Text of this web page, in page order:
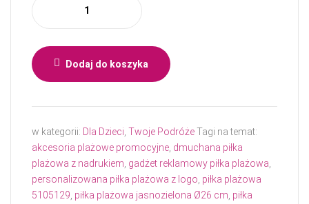
Dodaj do koszyka
w kategorii: Dla Dzieci Twoje PodróżeTagi na temat:
akcesoria plażowe promocyjne dmuchana piłka
plażowa z nadrukiem gadżet reklamowy piłka plażowa
personalizowana piłka plażowa z logo piłka plażowa
5105129 piłka plażowa jasnozielona Ø26 cm piłka